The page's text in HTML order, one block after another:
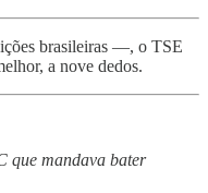
brasileiras —, o TSE
a nove dedos.
que mandava bater